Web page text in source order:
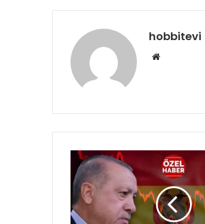
hobbitevi
Web